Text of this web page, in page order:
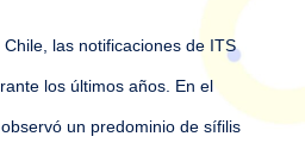
las notificaciones de ITS
los últimos años. En el
un predominio de sífilis